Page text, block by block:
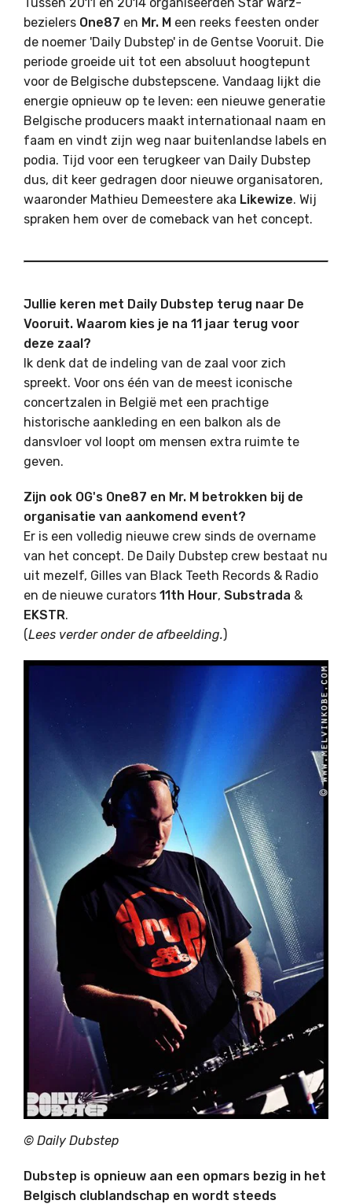
bezielers One87 en Mr. M een reeks feesten onder
de noemer 'Daily Dubstep' in de Gentse Vooruit. Die
periode groeide uit tot een absoluut hoogtepunt
voor de Belgische dubstepscene. Vandaag lijkt die
energie opnieuw op te leven: een nieuwe generatie
Belgische producers maakt internationaal naam en
faam en vindt zijn weg naar buitenlandse labels en
podia. Tijd voor een terugkeer van Daily Dubstep
dus, dit keer gedragen door nieuwe organisatoren,
waaronder Mathieu Demeestere aka Likewize. Wij
spraken hem over de comeback van het concept.
Jullie keren met Daily Dubstep terug naar De
Vooruit. Waarom kies je na 11 jaar terug voor
deze zaal?
Ik denk dat de indeling van de zaal voor zich
spreekt. Voor ons één van de meest iconische
concertzalen in België met een prachtige
historische aankleding en een balkon als de
dansvloer vol loopt om mensen extra ruimte te
geven.
Zijn ook OG's One87 en Mr. M betrokken bij de
organisatie van aankomend event?
Er is een volledig nieuwe crew sinds de overname
van het concept. De Daily Dubstep crew bestaat nu
uit mezelf, Gilles van Black Teeth Records & Radio
en de nieuwe curators 11th Hour, Substrada &
EKSTR.
(Lees verder onder de afbeelding.)
© Daily Dubstep
Dubstep is opnieuw aan een opmars bezig in het
Belgisch clublandschap en wordt steeds